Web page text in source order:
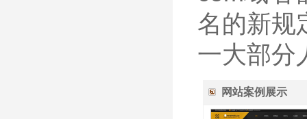
名的新规
一大部分
网站案例展示